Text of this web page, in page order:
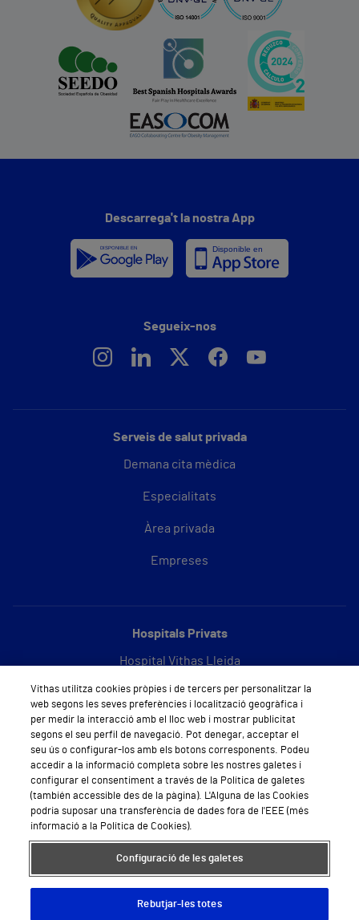
Serveis de salut privada
Demana cita mèdica
Especialitats
Àrea privada
Empreses
Hospitals Privats
Hospital Vithas Lleida
Hospital Vithas Barcelona
Sobre Vithas
Qui som
Treballar a Vithas
Sala de premsa
Descarrega't la nostra App
Segueix-nos
Vithas utilitza cookies pròpies i de tercers per personalitzar la
web segons les seves preferències i localització geogràfica i
per medir la interacció amb el lloc web i mostrar publicitat
segons el seu perfil de navegació. Pot denegar, acceptar el
seu ús o configurar-los amb els botons corresponents. Podeu
accedir a la informació completa sobre les nostres galetes i
configurar el consentiment a través de la Política de galetes
(también accessible des de la pàgina). L'Alguna de las Cookies
podria suposar una transferència de dades fora de l'EEE (més
informació a la Política de Cookies).
Configuració de les galetes
Rebutjar-les totes